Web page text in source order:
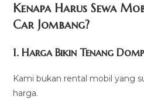
Kenapa Harus Sewa
Car Jombang?
1. Harga Bikin Tenang
Kami bukan rental mobil yang
harga.